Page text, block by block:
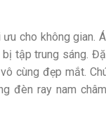
cho không gian.
tập trung sáng.
cùng đẹp mắt.
đèn ray nam